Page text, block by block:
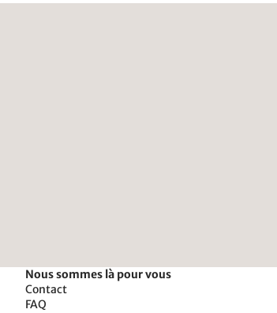
Nous sommes là pour vous
Contact
FAQ